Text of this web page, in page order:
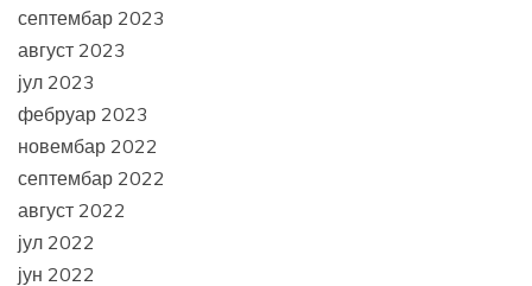
септембар 2023
август 2023
јул 2023
фебруар 2023
новембар 2022
септембар 2022
август 2022
јул 2022
јун 2022